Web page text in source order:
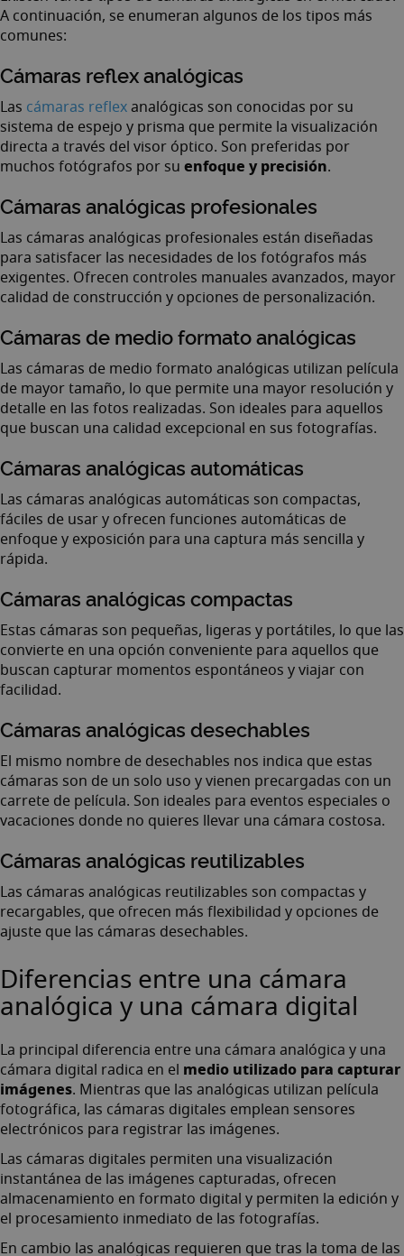
A continuación, se enumeran algunos de los tipos más
comunes:
Cámaras reflex analógicas
Las cámaras reflexanalógicas son conocidas por su
sistema de espejo y prisma que permite la visualización
directa a través del visor óptico. Son preferidas por
muchos fotógrafos por su enfoque y precisión.
Cámaras analógicas profesionales
Las cámaras analógicas profesionales están diseñadas
para satisfacer las necesidades de los fotógrafos más
exigentes. Ofrecen controles manuales avanzados, mayor
calidad de construcción y opciones de personalización.
Cámaras de medio formato analógicas
Las cámaras de medio formato analógicas utilizan película
de mayor tamaño, lo que permite una mayor resolución y
detalle en las fotos realizadas. Son ideales para aquellos
que buscan una calidad excepcional en sus fotografías.
Cámaras analógicas automáticas
Las cámaras analógicas automáticas son compactas,
fáciles de usar y ofrecen funciones automáticas de
enfoque y exposición para una captura más sencilla y
rápida.
Cámaras analógicas compactas
Estas cámaras son pequeñas, ligeras y portátiles, lo que las
convierte en una opción conveniente para aquellos que
buscan capturar momentos espontáneos y viajar con
facilidad.
Cámaras analógicas desechables
El mismo nombre de desechables nos indica que estas
cámaras son de un solo uso y vienen precargadas con un
carrete de película. Son ideales para eventos especiales o
vacaciones donde no quieres llevar una cámara costosa.
Cámaras analógicas reutilizables
Las cámaras analógicas reutilizables son compactas y
recargables, que ofrecen más flexibilidad y opciones de
ajuste que las cámaras desechables.
Diferencias entre una cámara
analógica y una cámara digital
La principal diferencia entre una cámara analógica y una
cámara digital radica en el medio utilizado para capturar
imágenes. Mientras que las analógicas utilizan película
fotográfica, las cámaras digitales emplean sensores
electrónicos para registrar las imágenes.
Las cámaras digitales permiten una visualización
instantánea de las imágenes capturadas, ofrecen
almacenamiento en formato digital y permiten la edición y
el procesamiento inmediato de las fotografías.
En cambio las analógicas requieren que tras la toma de las